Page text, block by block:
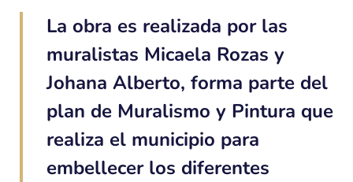
La obra es realizada por las
muralistas Micaela Rozas y
Johana Alberto, forma parte del
plan de Muralismo y Pintura que
realiza el municipio para
embellecer los diferentes